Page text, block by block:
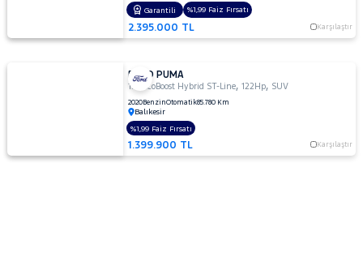
2.395.000 TL Karşılaştır
Garantili %1,99 Faiz Fırsatı
FORD PUMA
1.0 EcoBoost Hybrid ST-Line,122Hp, SUV
2020BenzinOtomatik85.780 Km
Balıkesir
1.399.900 TL Karşılaştır
%1,99 Faiz Fırsatı